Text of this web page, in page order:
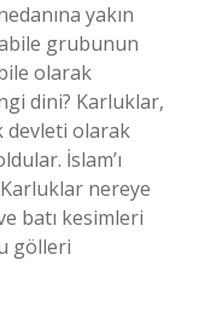
yakın
grubunun
olarak
dini? Karluklar,
devleti olarak
İslam’ı
nereye
batı kesimleri
gölleri